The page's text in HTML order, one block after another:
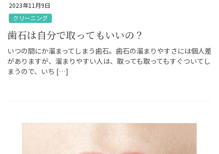
2023年11月9日
クリーニング
歯石は自分で取ってもいいの？
いつの間にか溜まってしまう歯石。歯石の溜まりやすさには個人差
がありますが、溜まりやすい人は、取っても取ってもすぐついてし
まうので、いち […]